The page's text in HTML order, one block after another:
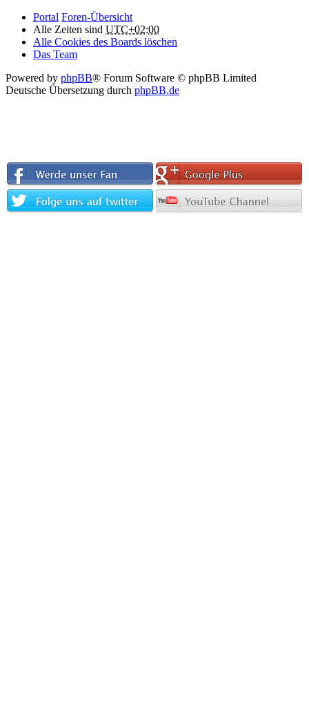
Portal Foren-Übersicht
Alle Zeiten sind UTC+02:00
Alle Cookies des Boards löschen
Das Team
Powered by phpBB® Forum Software © phpBB Limited
Deutsche Übersetzung durch phpBB.de